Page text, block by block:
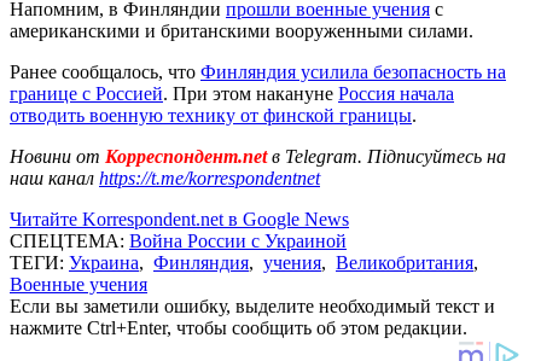
Напомним, в Финляндии прошли военные учения с
американскими и британскими вооруженными силами.
Ранее сообщалось, что Финляндия усилила безопасность на
границе с Россией. При этом накануне Россия начала
отводить военную технику от финской границы.
Новини от Корреспондент.netв Telegram. Підписуйтесь на
наш канал https://t.me/korrespondentnet
Читайте Korrespondent.net в Google News
СПЕЦТЕМА: Война России с Украиной
ТЕГИ: Украина, Финляндия, учения, Великобритания,
Военные учения
Если вы заметили ошибку, выделите необходимый текст и
нажмите Ctrl+Enter, чтобы сообщить об этом редакции.